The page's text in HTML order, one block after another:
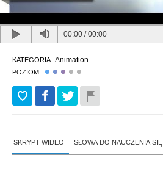
00:00 /00:00
KATEGORIA: Animation
POZIOM:
SKRYPT WIDEO SŁOWA DO NAUCZENIA SIĘ